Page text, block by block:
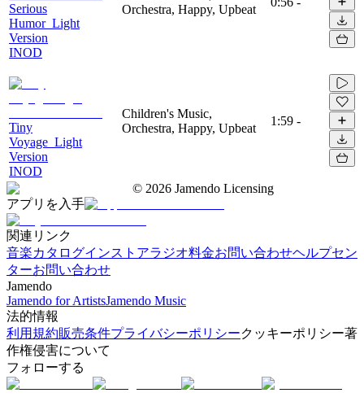
Serious
Humor_Light
Version
INOD
Orchestra, Happy, Upbeat
Tiny
Voyage_Light
Version
INOD
Children's Music,
Orchestra, Happy, Upbeat
1:59 -
© 2026 Jamendo Licensing
アプリを入手
関連リンク
音楽カタログインストアラジオ料金お問い合わせヘルプセン
ターお問い合わせ
Jamendo
Jamendo for ArtistsJamendo Music
法的情報
利用規約販売条件プライバシーポリシークッキーポリシー著
作権侵害について
フォローする